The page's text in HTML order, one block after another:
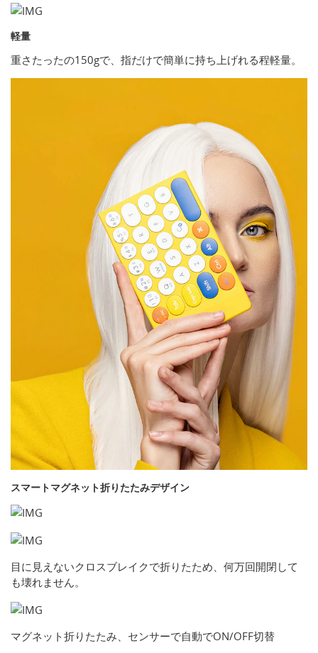
軽量
重さたったの150gで、指だけで簡単に持ち上げれる程軽量。
スマートマグネット折りたたみデザイン
目に見えないクロスブレイクで折りたため、何万回開閉して
も壊れません。
マグネット折りたたみ、センサーで自動でON/OFF切替